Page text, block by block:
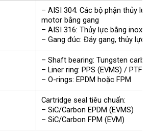
– AISI 304: Các bộ phận thủy
motor bằng gang
– AISI 316: Thủy lực bằng inox
– Gang đúc: Đáy gang, thủy lực
– Shaft bearing: Tungsten
– Liner ring: PPS (EVMS) / PTFE
– O-rings: EPDM hoặc FPM
Cartridge seal tiêu chuẩn:
– SiC/Carbon EPDM (EVMS)
– SiC/Carbon FPM (EVM)